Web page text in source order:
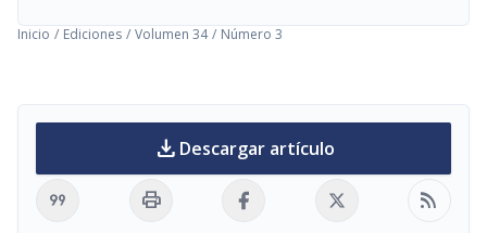
Inicio / Ediciones / Volumen 34 / Número 3
download Descargar artículo
format_quote print rss_feed